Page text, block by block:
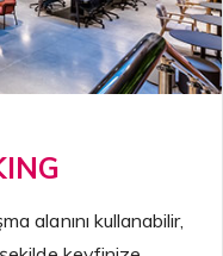
alanını kullanabilir,